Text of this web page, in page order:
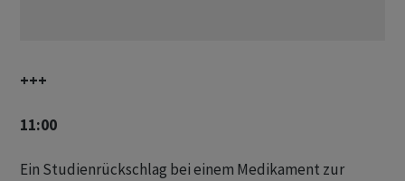
+++
11:00
Ein Studienrückschlag bei einem Medikament zur